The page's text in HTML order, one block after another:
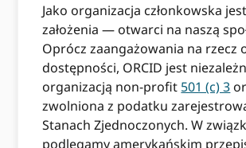
Jako organizacja członkowska
założenia — otwarci na naszą
Oprócz zaangażowania na rzecz
dostępności, ORCID jest
organizacją non-profit 501 (c) 3
zwolniona z podatku
Stanach Zjednoczonych. W
podlegamy amerykańskim